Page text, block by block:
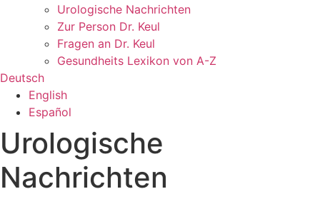
Urologische Nachrichten
Zur Person Dr. Keul
Fragen an Dr. Keul
Gesundheits Lexikon von A-Z
Deutsch
English
Español
Urologische
Nachrichten